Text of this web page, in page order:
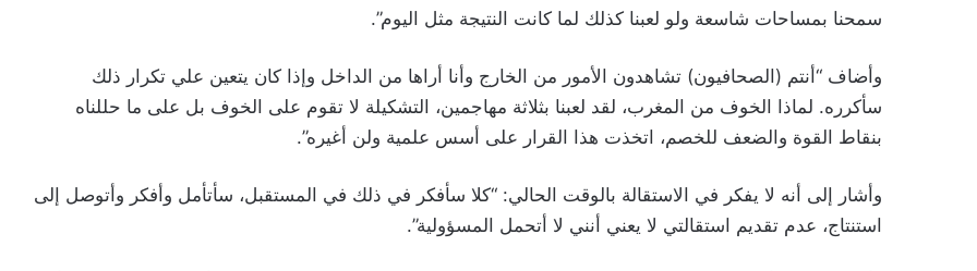
سمحنا بمساحات شاسعة ولو لعبنا كذلك لما كانت النتيجة مثل اليوم”.
وأضاف “أنتم (الصحافيون) تشاهدون الأمور من الخارج وأنا أراها من الداخل وإذا كان يتعين علي تكرار ذلك
سأكرره. لماذا الخوف من المغرب، لقد لعبنا بثلاثة مهاجمين، التشكيلة لا تقوم على الخوف بل على ما حللناه
بنقاط القوة والضعف للخصم، اتخذت هذا القرار على أسس علمية ولن أغيره”.
وأشار إلى أنه لا يفكر في الاستقالة بالوقت الحالي: “كلا سأفكر في ذلك في المستقبل، سأتأمل وأفكر وأتوصل إلى
استنتاج، عدم تقديم استقالتي لا يعني أنني لا أتحمل المسؤولية”.